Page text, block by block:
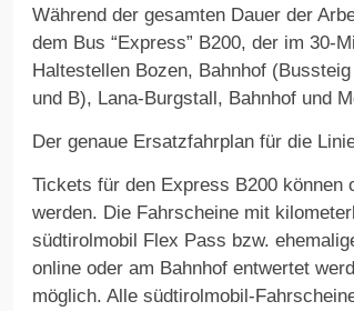
Während der gesamten Dauer der
dem Bus “Express” B200, der im 30-
Haltestellen Bozen, Bahnhof
und B), Lana-Burgstall, Bahnhof und
Der genaue Ersatzfahrplan für die
Tickets für den Express B200 können
werden. Die Fahrscheine mit
südtirolmobil Flex Pass bzw.
online oder am Bahnhof entwertet
möglich. Alle südtirolmobil-